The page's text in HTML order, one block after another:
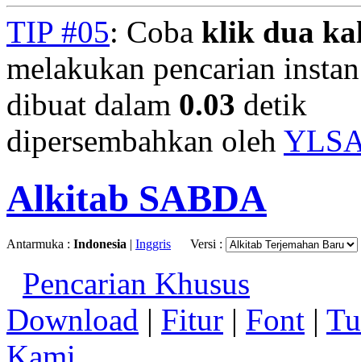
TIP #05: Coba klik dua
melakukan pencarian
dibuat dalam 0.03 detik
dipersembahkan oleh
Alkitab SABDA
Antarmuka : Indonesia | Inggris Versi :
Pencarian Khusus
Download | Fitur | Font |